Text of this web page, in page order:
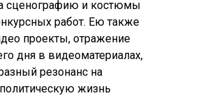
сценографию и костюмы
работ. Ею также
проекты, отражение
дня в видеоматериалах,
резонанс на
жизнь